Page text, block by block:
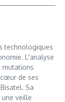
technologiques
L'analyse
mutations
de ses
Sa
veille